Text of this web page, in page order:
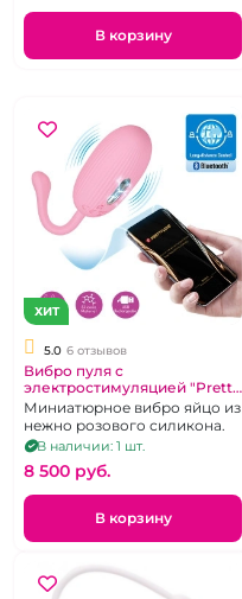
В корзину
ХИТ
5.0 6 отзывов
Вибро пуля с
электростимуляцией "Pretty
love" Doreen управление с
приложения.
Миниатюрное вибро яйцо из
нежно розового силикона.
В наличии: 1 шт.
8 500 pуб.
В корзину